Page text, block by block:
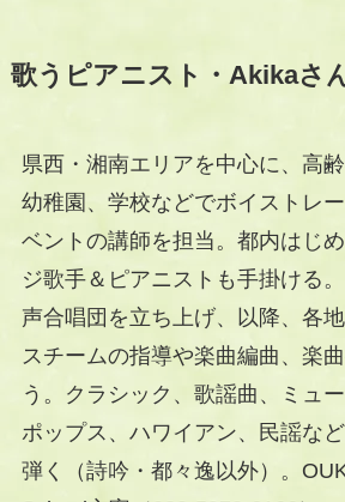
歌うピアニスト・Akikaさ
県西・湘南エリアを中心に、高齢
幼稚園、学校などでボイストレ
ベントの講師を担当。都内はじ
ジ歌手＆ピアニストも手掛ける
声合唱団を立ち上げ、以降、各
スチームの指導や楽曲編曲、楽
う。クラシック、歌謡曲、ミュ
ポップス、ハワイアン、民謡な
弾く（詩吟・都々逸以外）。